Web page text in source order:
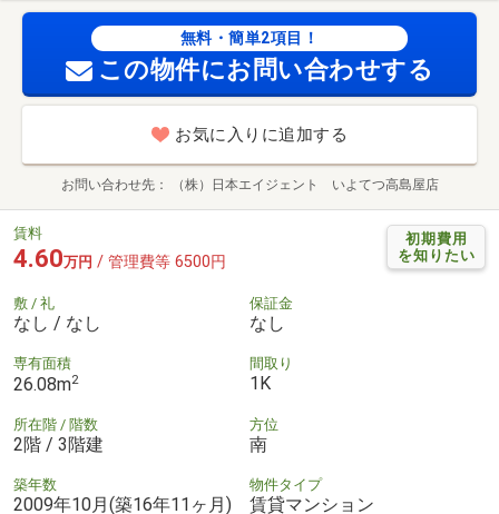
無料・簡単2項目！
この物件にお問い合わせする
お気に入りに追加する
お問い合わせ先 （株）日本エイジェント いよてつ高島屋店
初期費用
を知りたい
賃料
4.60万円 / 管理費等 6500円
敷 / 礼
なし / なし
保証金
なし
専有面積
26.08m2
間取り
1K
所在階 / 階数
2階 / 3階建
方位
南
築年数
2009年10月(築16年11ヶ月)
物件タイプ
賃貸マンション